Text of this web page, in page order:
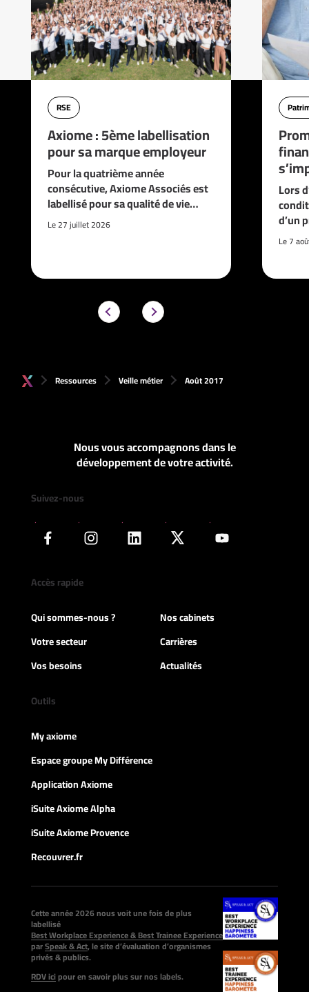
RSE
Axiome : 5ème labellisation
pour sa marque employeur
Pour la quatrième année
consécutive, Axiome Associés est
labellisé pour sa qualité de vie…
Le 27 juillet 2026
Lors
d’un
Le 7
Ressources Veille métier Août 2017
Nous vous accompagnons dans le
développement de votre activité.
Suivez-nous
Accès rapide
Qui sommes-nous ?
Nos cabinets
Votre secteur
Carrières
Vos besoins
Actualités
Outils
My axiome
Espace groupe My Différence
Application Axiome
iSuite Axiome Alpha
iSuite Axiome Provence
Recouvrer.fr
Cette année 2026 nous voit une fois de plus
labellisé
Best Workplace Experience & Best Trainee Experience
parSpeak & Act, le site d’évaluation d’organismes
privés & publics.
RDV icipour en savoir plus sur nos labels.